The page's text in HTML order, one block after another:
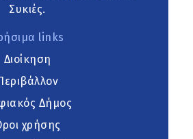
Συκιές.
links
Διοίκηση
Δήμος
χρήσης